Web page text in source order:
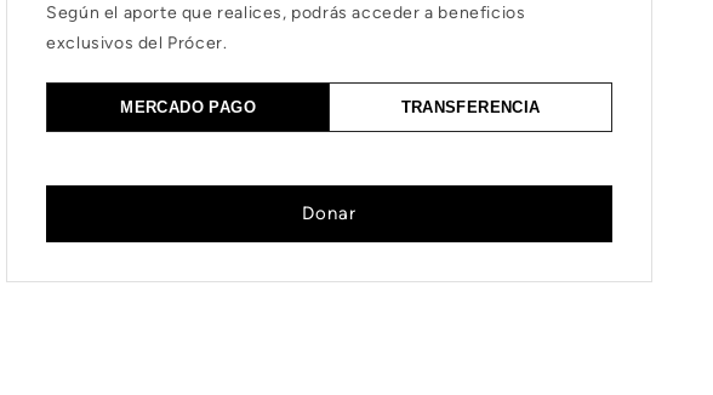
Según el aporte que realices, podrás acceder a beneficios
exclusivos del Prócer.
MERCADO PAGO TRANSFERENCIA
Donar